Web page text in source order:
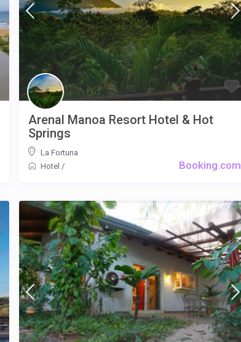
Booking.com
Arenal Manoa Resort Hotel & Hot
Springs
La Fortuna
Hotel /